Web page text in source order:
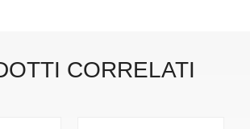
CORRELATI